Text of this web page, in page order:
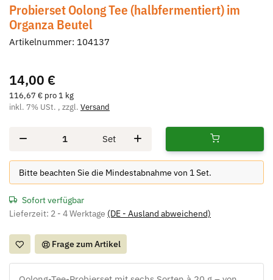
Probierset Oolong Tee (halbfermentiert) im
Organza Beutel
Artikelnummer: 104137
14,00 €
116,67 € pro 1 kg
inkl. 7% USt. , zzgl. Versand
Set
x
Bitte beachten Sie die Mindestabnahme von 1 Set.
Sofort verfügbar
Lieferzeit: 2 - 4 Werktage (DE - Ausland abweichend)
Frage zum Artikel